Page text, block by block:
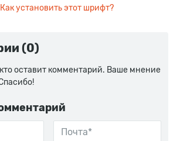
Как установить этот шрифт?
(0)
оставит комментарий. Ваше мнение